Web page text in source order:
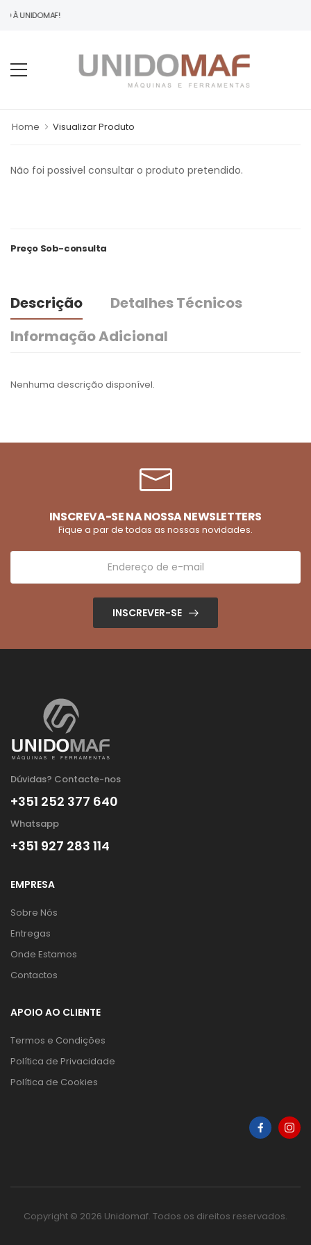
À UNIDOMAF!
Home Visualizar Produto
Não foi possivel consultar o produto pretendido.
Preço Sob-consulta
Descrição
Detalhes Técnicos
Informação Adicional
Nenhuma descrição disponível.
INSCREVA-SE NA NOSSA NEWSLETTERS
Fique a par de todas as nossas novidades.
INSCREVER-SE
Dúvidas? Contacte-nos
+351 252 377 640
Whatsapp
+351 927 283 114
EMPRESA
Sobre Nós
Entregas
Onde Estamos
Contactos
APOIO AO CLIENTE
Termos e Condições
Política de Privacidade
Política de Cookies
Copyright © 2026 Unidomaf. Todos os direitos reservados.